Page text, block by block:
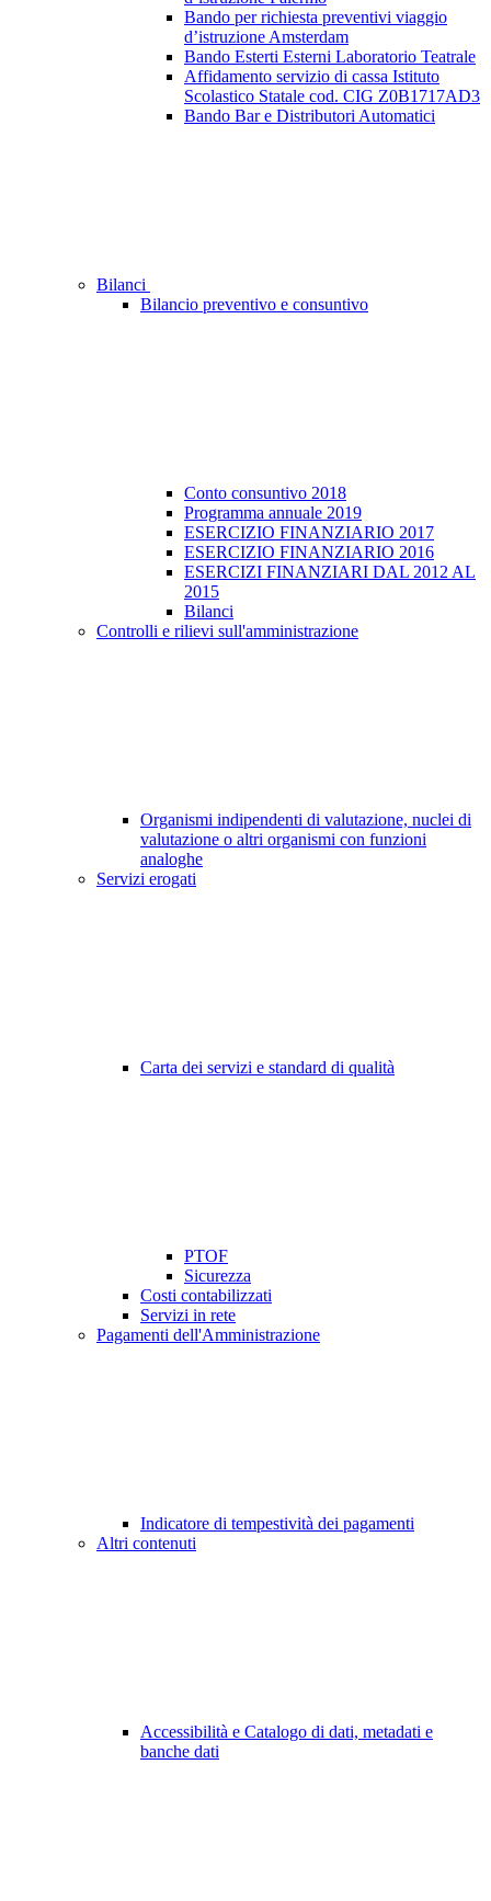
Bando per richiesta preventivi viaggio
d’istruzione Amsterdam
Bando Esterti Esterni Laboratorio Teatrale
Affidamento servizio di cassa Istituto
Scolastico Statale cod. CIG Z0B1717AD3
Bando Bar e Distributori Automatici
Bilanci
Bilancio preventivo e consuntivo
Conto consuntivo 2018
Programma annuale 2019
ESERCIZIO FINANZIARIO 2017
ESERCIZIO FINANZIARIO 2016
ESERCIZI FINANZIARI DAL 2012 AL
2015
Bilanci
Controlli e rilievi sull'amministrazione
Organismi indipendenti di valutazione, nuclei di
valutazione o altri organismi con funzioni
analoghe
Servizi erogati
Carta dei servizi e standard di qualità
PTOF
Sicurezza
Costi contabilizzati
Servizi in rete
Pagamenti dell'Amministrazione
Indicatore di tempestività dei pagamenti
Altri contenuti
Accessibilità e Catalogo di dati, metadati e
banche dati